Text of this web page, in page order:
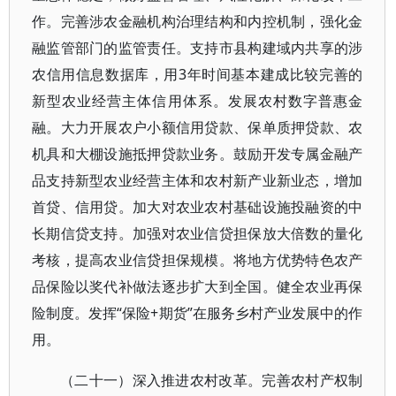
作。完善涉农金融机构治理结构和内控机制，强化金
融监管部门的监管责任。支持市县构建域内共享的涉
农信用信息数据库，用3年时间基本建成比较完善的
新型农业经营主体信用体系。发展农村数字普惠金
融。大力开展农户小额信用贷款、保单质押贷款、农
机具和大棚设施抵押贷款业务。鼓励开发专属金融产
品支持新型农业经营主体和农村新产业新业态，增加
首贷、信用贷。加大对农业农村基础设施投融资的中
长期信贷支持。加强对农业信贷担保放大倍数的量化
考核，提高农业信贷担保规模。将地方优势特色农产
品保险以奖代补做法逐步扩大到全国。健全农业再保
险制度。发挥“保险+期货”在服务乡村产业发展中的作
用。
（二十一）深入推进农村改革。完善农村产权制